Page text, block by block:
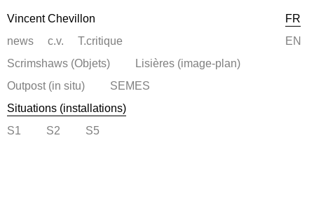
Vincent Chevillon
news
c.v.
T.critique
Scrimshaws (Objets)
Lisières (image-plan)
Outpost (in situ)
SEMES
Situations (installations)
S1
S2 S5
FR
EN